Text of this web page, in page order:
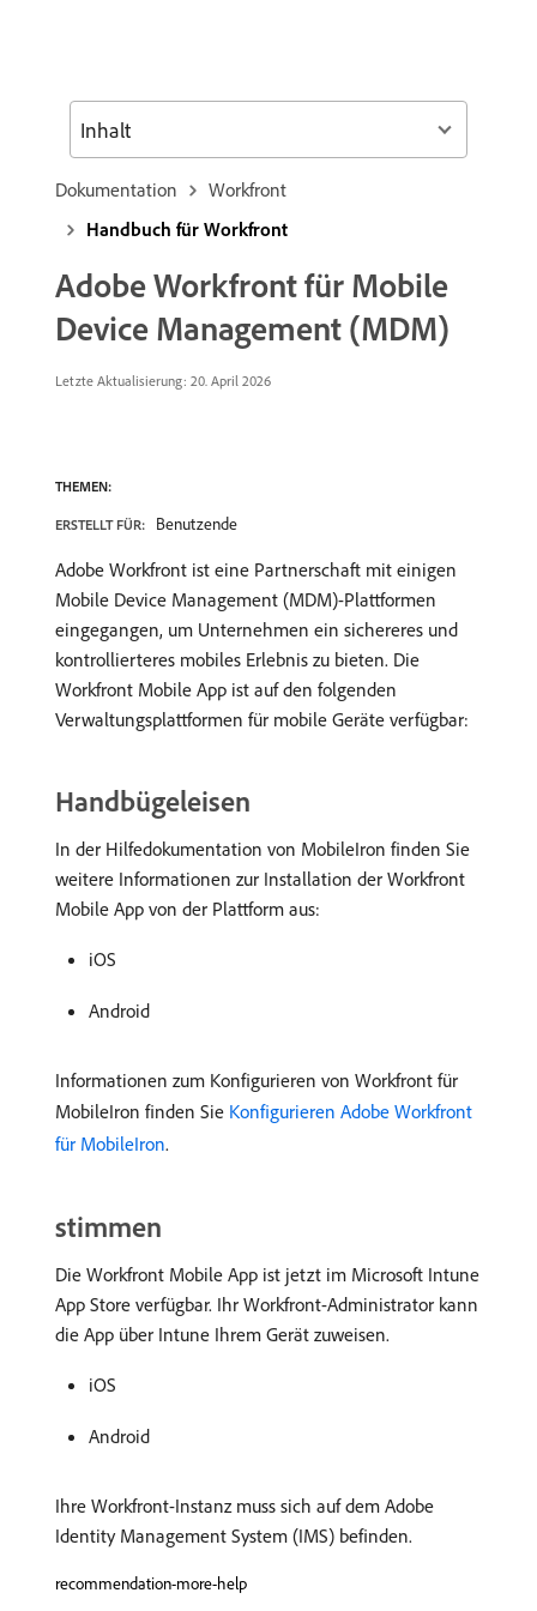
Dokumentation
Workfront
Handbuch für Workfront
Adobe Workfront für Mobile
Device Management (MDM)
Letzte Aktualisierung: 20. April 2026
THEMEN:
ERSTELLT FÜR: Benutzende
Adobe Workfront ist eine Partnerschaft mit einigen
Mobile Device Management (MDM)-Plattformen
eingegangen, um Unternehmen ein sichereres und
kontrollierteres mobiles Erlebnis zu bieten. Die
Workfront Mobile App ist auf den folgenden
Verwaltungsplattformen für mobile Geräte verfügbar:
Handbügeleisen
In der Hilfedokumentation von MobileIron finden Sie
weitere Informationen zur Installation der Workfront
Mobile App von der Plattform aus:
iOS
Android
Informationen zum Konfigurieren von Workfront für
MobileIron finden Sie Konfigurieren Adobe Workfront
für MobileIron.
stimmen
Die Workfront Mobile App ist jetzt im Microsoft Intune
App Store verfügbar. Ihr Workfront-Administrator kann
die App über Intune Ihrem Gerät zuweisen.
iOS
Android
Ihre Workfront-Instanz muss sich auf dem Adobe
Identity Management System (IMS) befinden.
recommendation-more-help
Inhalt